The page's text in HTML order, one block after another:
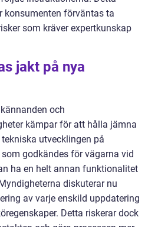
konsumenten förväntas ta
som kräver expertkunskap
jakt på nya
och
kämpar för att hålla jämna
utvecklingen på
godkändes för vägarna vid
ha en helt annan funktionalitet
diskuterar nu
av varje enskild uppdatering
Detta riskerar dock